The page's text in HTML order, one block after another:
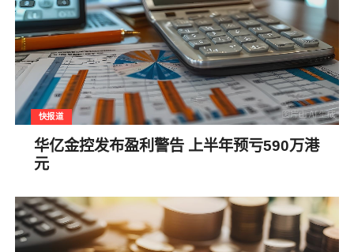
快报道
华亿金控发布盈利警告 上半年预亏590万港
元